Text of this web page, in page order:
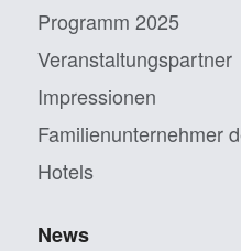
Programm 2025
Veranstaltungs­partner
Impressionen
Familien­unternehmer
Hotels
News